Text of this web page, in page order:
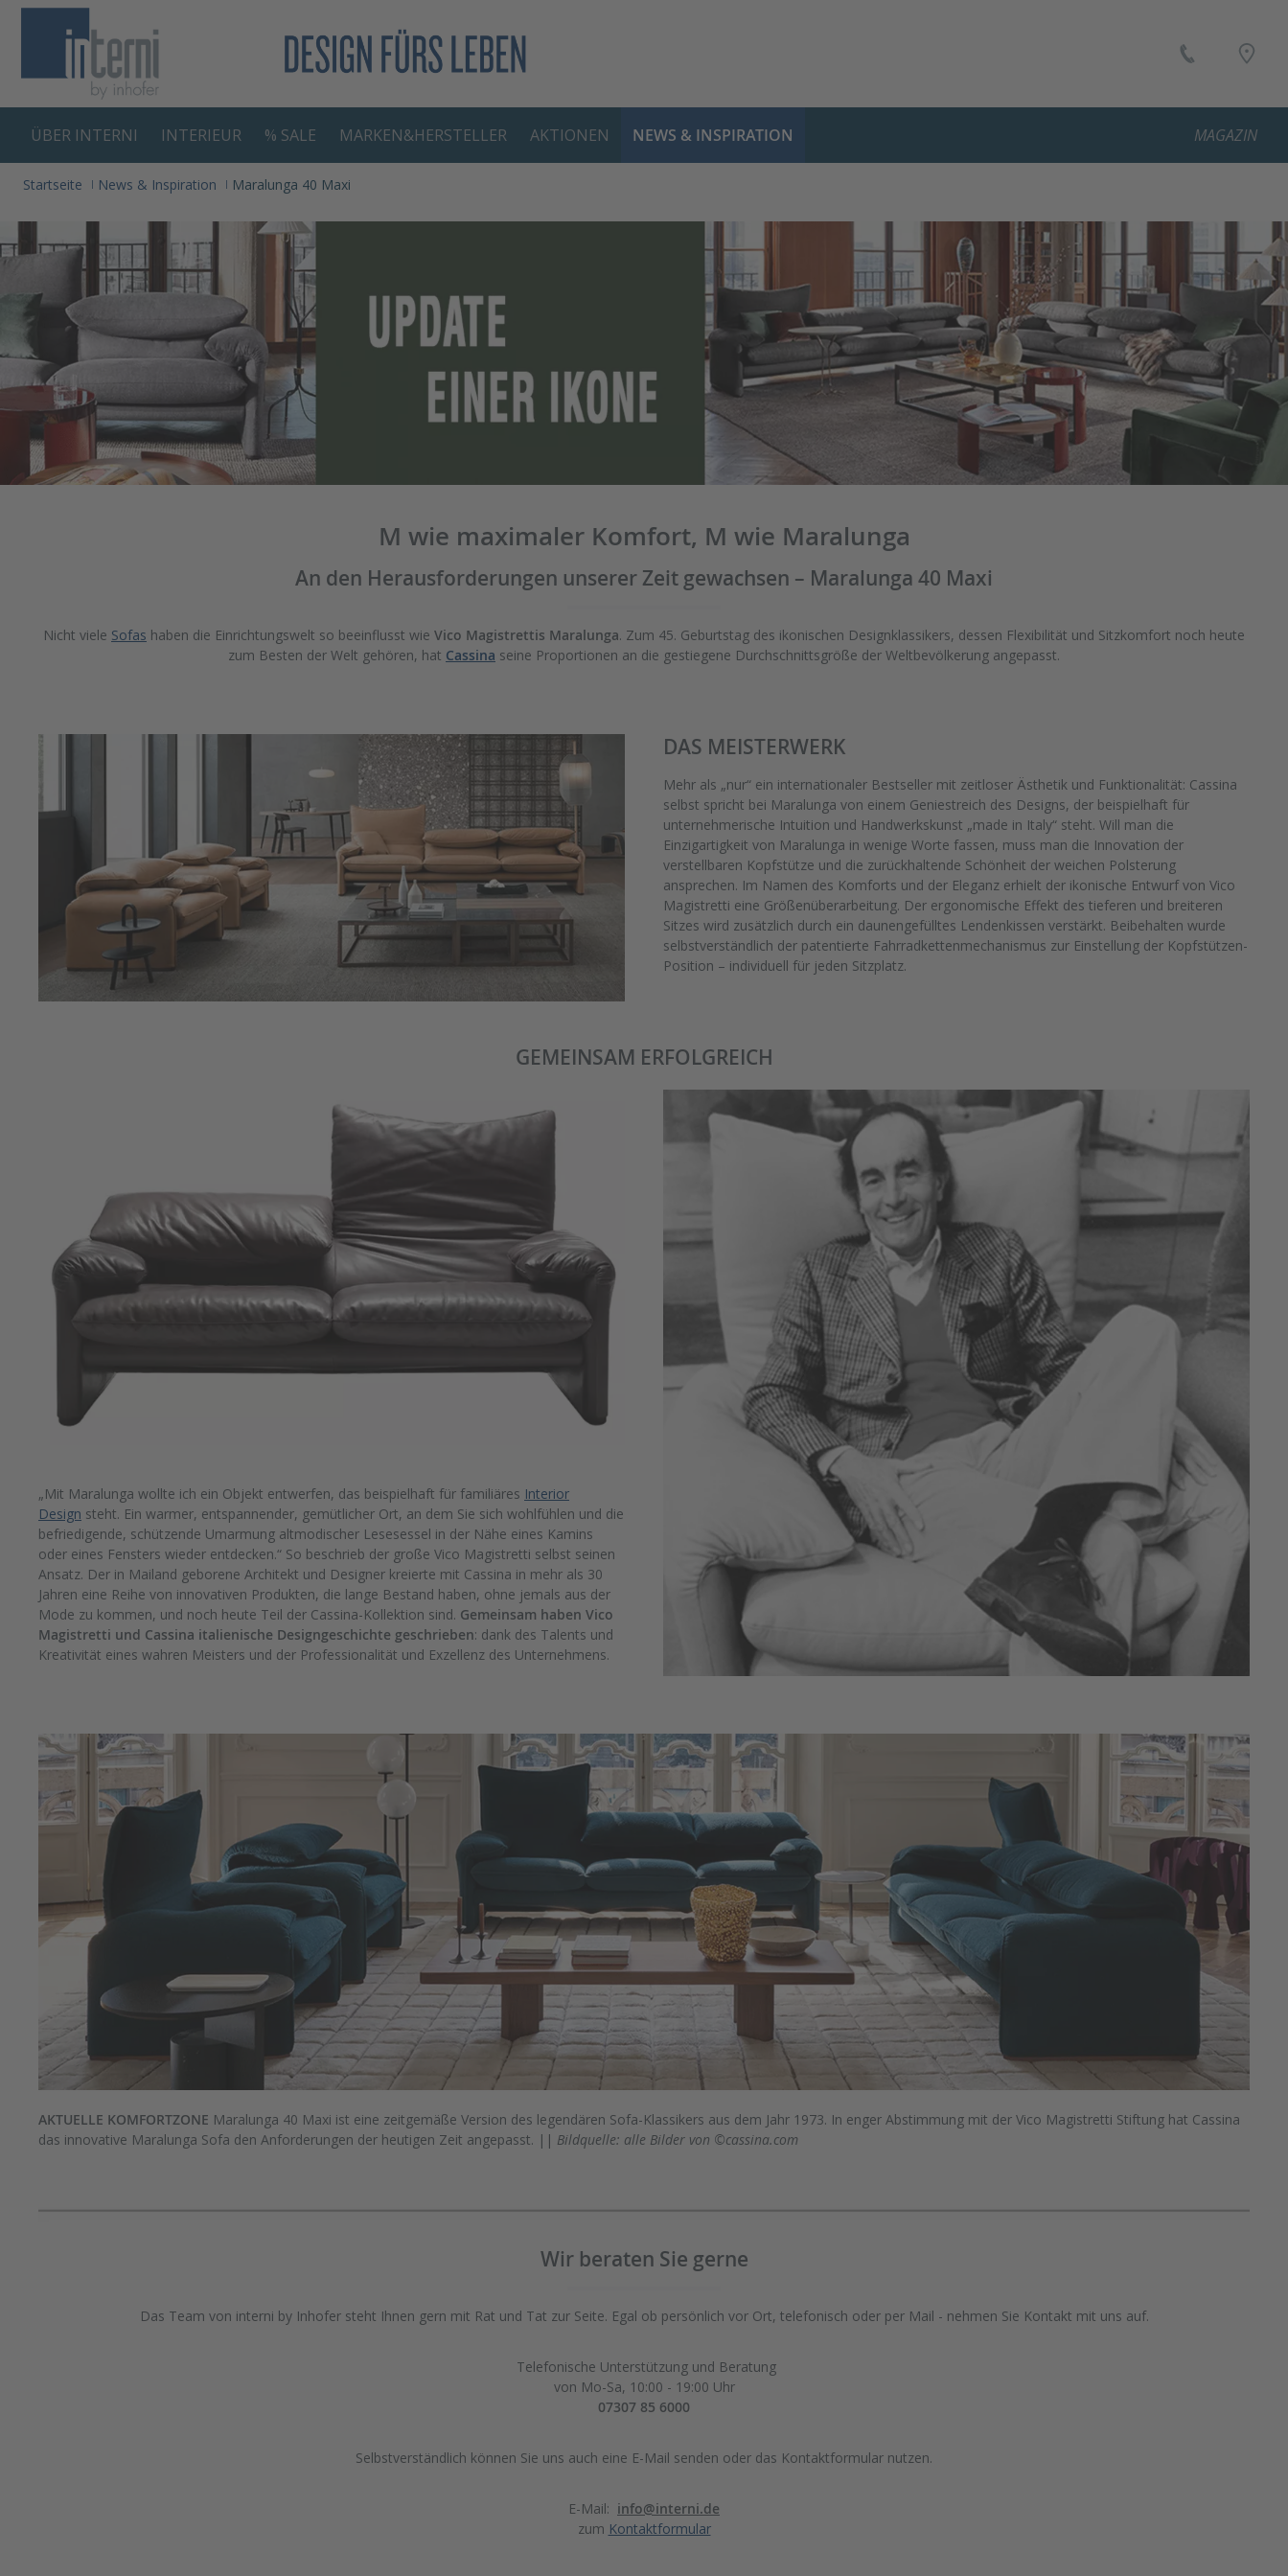
ÜBER INTERNI INTERIEUR % SALE MARKEN&HERSTELLER AKTIONEN NEWS & INSPIRATION MAGAZIN
Startseite News & Inspiration Maralunga 40 Maxi
M wie maximaler Komfort, M wie Maralunga
An den Herausforderungen unserer Zeit gewachsen – Maralunga 40 Maxi
Nicht viele Sofas haben die Einrichtungswelt so beeinflusst wie Vico Magistrettis Maralunga. Zum 45. Geburtstag des ikonischen Designklassikers, dessen Flexibilität und Sitzkomfort noch heute
zum Besten der Welt gehören, hat Cassina seine Proportionen an die gestiegene Durchschnittsgröße der Weltbevölkerung angepasst.
DAS MEISTERWERK
Mehr als „nur“ ein internationaler Bestseller mit zeitloser Ästhetik und Funktionalität: Cassina
selbst spricht bei Maralunga von einem Geniestreich des Designs, der beispielhaft für
unternehmerische Intuition und Handwerkskunst „made in Italy“ steht. Will man die
Einzigartigkeit von Maralunga in wenige Worte fassen, muss man die Innovation der
verstellbaren Kopfstütze und die zurückhaltende Schönheit der weichen Polsterung
ansprechen. Im Namen des Komforts und der Eleganz erhielt der ikonische Entwurf von Vico
Magistretti eine Größenüberarbeitung. Der ergonomische Effekt des tieferen und breiteren
Sitzes wird zusätzlich durch ein daunengefülltes Lendenkissen verstärkt. Beibehalten wurde
selbstverständlich der patentierte Fahrradkettenmechanismus zur Einstellung der Kopfstützen-
Position – individuell für jeden Sitzplatz.
GEMEINSAM ERFOLGREICH
„Mit Maralunga wollte ich ein Objekt entwerfen, das beispielhaft für familiäres Interior
Design steht. Ein warmer, entspannender, gemütlicher Ort, an dem Sie sich wohlfühlen und die
befriedigende, schützende Umarmung altmodischer Lesesessel in der Nähe eines Kamins
oder eines Fensters wieder entdecken.“ So beschrieb der große Vico Magistretti selbst seinen
Ansatz. Der in Mailand geborene Architekt und Designer kreierte mit Cassina in mehr als 30
Jahren eine Reihe von innovativen Produkten, die lange Bestand haben, ohne jemals aus der
Mode zu kommen, und noch heute Teil der Cassina-Kollektion sind. Gemeinsam haben Vico
Magistretti und Cassina italienische Designgeschichte geschrieben: dank des Talents und
Kreativität eines wahren Meisters und der Professionalität und Exzellenz des Unternehmens.
AKTUELLE KOMFORTZONE Maralunga 40 Maxi ist eine zeitgemäße Version des legendären Sofa-Klassikers aus dem Jahr 1973. In enger Abstimmung mit der Vico Magistretti Stiftung hat Cassina
das innovative Maralunga Sofa den Anforderungen der heutigen Zeit angepasst. || Bildquelle: alle Bilder von ©cassina.com
Wir beraten Sie gerne
Das Team von interni by Inhofer steht Ihnen gern mit Rat und Tat zur Seite. Egal ob persönlich vor Ort, telefonisch oder per Mail - nehmen Sie Kontakt mit uns auf.
Telefonische Unterstützung und Beratung
von Mo-Sa, 10:00 - 19:00 Uhr
07307 85 6000
Selbstverständlich können Sie uns auch eine E-Mail senden oder das Kontaktformular nutzen.
E-Mail: info@interni.de
zum Kontaktformular